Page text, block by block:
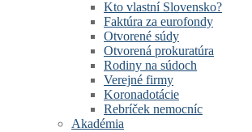
Kto vlastní Slovensko?
Faktúra za eurofondy
Otvorené súdy
Otvorená prokuratúra
Rodiny na súdoch
Verejné firmy
Koronadotácie
Rebríček nemocníc
Akadémia